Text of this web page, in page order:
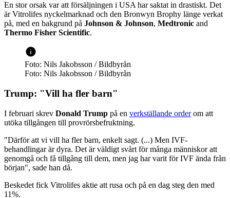
En stor orsak var att försäljningen i USA har saktat in drastiskt. Det
är Vitrolifes nyckelmarknad och den Bronwyn Brophy länge verkat
på, med en bakgrund på Johnson & Johnson, Medtronic and
Thermo Fisher Scientific.
Foto: Nils Jakobsson / Bildbyrån
Foto: Nils Jakobsson / Bildbyrån
Trump: "Vill ha fler barn"
I februari skrev Donald Trump på en verkställande orderom att
utöka tillgången till provrörsbefruktning.
"Därför att vi vill ha fler barn, enkelt sagt. (...) Men IVF-
behandlingar är dyra. Det är väldigt svårt för många människor att
genomgå och få tillgång till dem, men jag har varit för IVF ända från
början", sade han då.
Beskedet fick Vitrolifes aktie att rusa och på en dag steg den med
11%.